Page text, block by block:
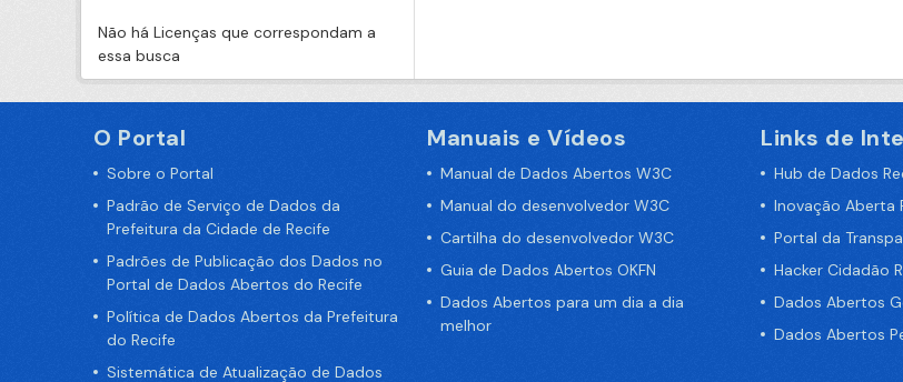
Não há Licenças que correspondam a
essa busca
O Portal
Sobre o Portal
Padrão de Serviço de Dados da
Prefeitura da Cidade de Recife
Padrões de Publicação dos Dados no
Portal de Dados Abertos do Recife
Política de Dados Abertos da Prefeitura
do Recife
Sistemática de Atualização de Dados
Manuais e Vídeos
Manual de Dados Abertos W3C
Manual do desenvolvedor W3C
Cartilha do desenvolvedor W3C
Guia de Dados Abertos OKFN
Dados Abertos para um dia a dia
melhor
Links de
Hub de Dados
Inovação Aberta
Portal da
Hacker Cidadão
Dados Abertos
Dados Abertos